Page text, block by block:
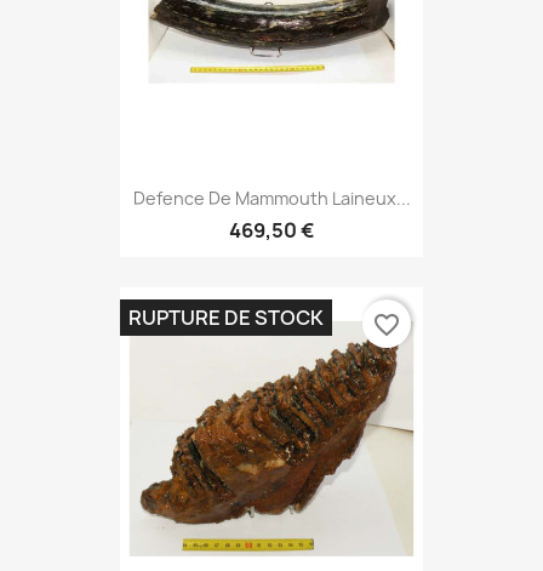
Defence De Mammouth Laineux...
469,50 €
RUPTURE DE STOCK favorite_border